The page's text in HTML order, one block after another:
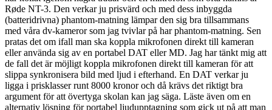
Røde NT-3. Den verkar ju prisvärd och med dess inbyggda
(batteridrivna) phantom-matning lämpar den sig bra tillsammans
med våra dv-kameror som jag tvivlar på har phantom-matning. Sen
pratas det om ifall man ska koppla mikrofonen direkt till kameran
eller använda sig av en portabel DAT eller MD. Jag har tänkt mig att
de fall det är möjligt koppla mikrofonen direkt till kameran för att
slippa synkronisera bild med ljud i efterhand. En DAT verkar ju
ligga i prisklasser runt 8000 kronor och då krävs det riktigt bra
argument för att övertyga skolan kan jag säga. Läste även om en
alternativ lösning för portabel ljudupptagning som gick ut på att man